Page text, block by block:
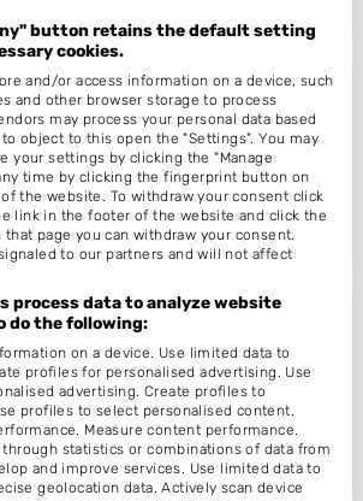
Nagelstudio C's
Muiderzand 27
8303ZC Emmeloord
Op 19,23 km afstand
Margriet Gerritsen
Middelplaat 54
8303ML Emmeloord
Op 19,41 km afstand
button retains the default setting
cookies.
and/or access information on a device, such
and other browser storage to process
may process your personal data based
object to this open the "Settings". You may
your settings by clicking the "Manage
time by clicking the fingerprint button on
the website. To withdraw your consent click
link in the footer of the website and click the
page you can withdraw your consent.
to our partners and will not affect
process data to analyze website
do the following:
on a device. Use limited data to
profiles for personalised advertising. Use
advertising. Create profiles to
profiles to select personalised content.
Measure content performance.
statistics or combinations of data from
and improve services. Use limited data to
geolocation data. Actively scan device